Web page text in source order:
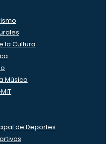
la Cultura
Música
de Deportes